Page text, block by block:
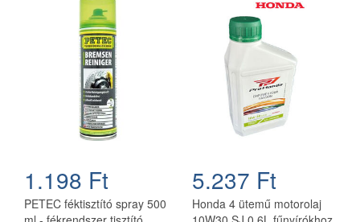
1.198 Ft
PETEC féktisztító spray 500
5.237 Ft
Honda 4 ütemű motorolaj